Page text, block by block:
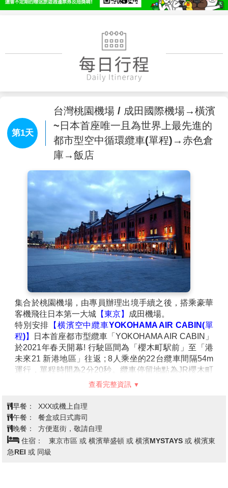
第1天
台灣桃園機場 / 成田國際機場→橫濱
~日本首座唯一且為世界上最先進的
都市型空中循環纜車(單程)→赤色倉
庫→飯店
集合於桃園機場，由專員辦理出境手續之後，搭乘豪華
客機飛往日本第一大城 【東京】
成田機場。
特別安排 【横濱空中纜車YOKOHAMA AIR CABIN(單
程)】
日本首座都市型纜車「YOKOHAMA AIR CABIN」
於2021年春天開幕! 行駛區間為「櫻木町駅前」至「港
未來21 新港地區」往返 ; 8人乘坐的22台纜車間隔54m
運行，單程時間為2分20秒。纜車停留地點為JR櫻木町
駅前的「櫻木町駅前」與新港碼頭的「運河公園」2
的橫濱風貌。
備註：若因特殊狀況或公休或客滿而無法乘横濱空中纜
車時，則退回團體料金套票成人每位日幣500(小孩不佔
床者、嬰兒不退費)，不便之處敬請見諒。
【橫濱紅磚倉庫】
查看完整資訊
早餐：
XXX或機上自理
午餐：
餐盒或日式壽司
晚餐：
方便逛街，敬請自理
住宿：
東京市區 或 横濱華盛頓 或 横濱MYSTAYS 或 横濱東
急REI 或 同級